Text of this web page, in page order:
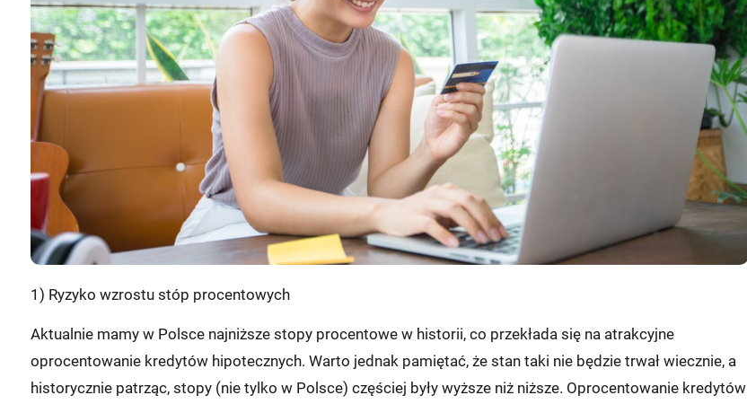
1) Ryzyko wzrostu stóp procentowych
Aktualnie mamy w Polsce najniższe stopy procentowe w historii, co przekłada się na atrakcyjne
oprocentowanie kredytów hipotecznych. Warto jednak pamiętać, że stan taki nie będzie trwał wiecznie, a
historycznie patrząc, stopy (nie tylko w Polsce) częściej były wyższe niż niższe. Oprocentowanie kredytów